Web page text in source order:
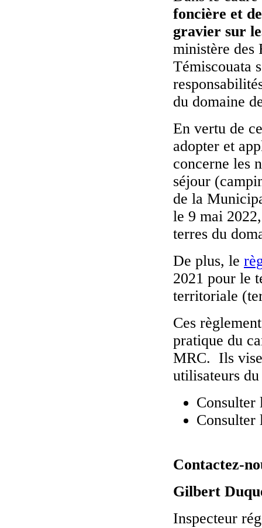
foncière et
gravier sur
ministère des
Témiscouata
du domaine
En vertu de
adopter et
concerne les
séjour
de la
le 9 mai
terres du
De plus, le
2021 pour le
territoriale
Ces
pratique du
MRC. Ils
utilisateurs
Contactez-
Gilbert
Inspecteur